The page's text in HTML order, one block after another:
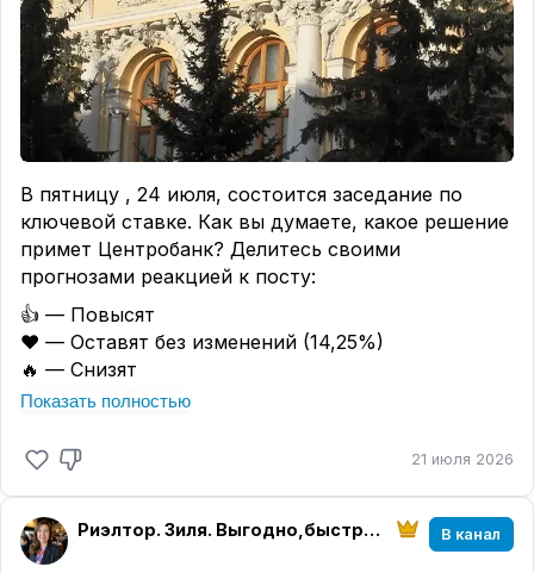
(до 100 тысяч жителей)[3].
В пятницу , 24 июля, состоится заседание по
ключевой ставке. Как вы думаете, какое решение
примет Центробанк? Делитесь своими
прогнозами реакцией к посту:
👍 — Повысят
❤️ — Оставят без изменений (14,25%)
🔥 — Снизят
Показать полностью
21 июля 2026
Риэлтор. Зиля. Выгодно,быстро, безопасно! В канал